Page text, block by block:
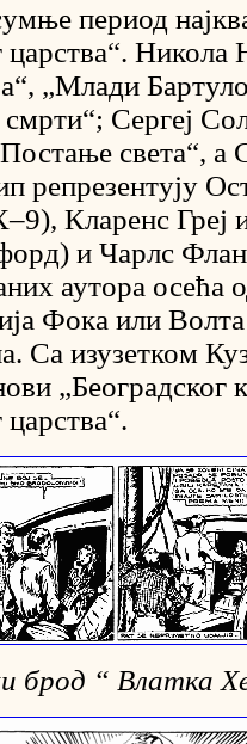
период
Никола
„Млади
смрти“; Сергеј
света“, а
репрезентују
Кларенс
и Чарлс
аутора осећа
Фока или
Са изузетком
брод “ Влатка